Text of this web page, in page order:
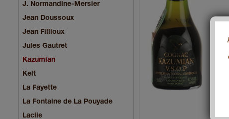
J. Normandine-Mersier
Jean Doussoux
Jean Fillioux
Jules Gautret
Kazumian
Kelt
La Fayette
La Fontaine de La Pouyade
Laclie